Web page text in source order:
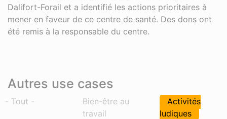
Dalifort-Forail et a identifié les actions prioritaires à
mener en faveur de ce centre de santé. Des dons ont
été remis à la responsable du centre.
Autres use cases
- Tout -
Bien-être au
travail
Activités
ludiques